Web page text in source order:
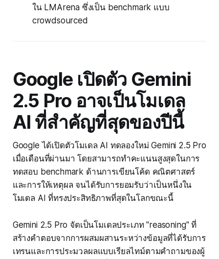
ใน LMArena ซึ่งเป็น benchmark แบบ
crowdsourced
Google เปิดตัว Gemini
2.5 Pro อาจเป็นโมเดล
AI ที่สำคัญที่สุดของปีนี้
Google ได้เปิดตัวโมเดล AI ทดลองใหม่ Gemini 2.5 Pro
เมื่อเดือนที่ผ่านมา โดยสามารถทำคะแนนสูงสุดในการ
ทดสอบ benchmark ด้านการเขียนโค้ด คณิตศาสตร์
และการให้เหตุผล จนได้รับการยอมรับว่าเป็นหนึ่งใน
โมเดล AI ที่ทรงประสิทธิภาพที่สุดในโลกขณะนี้
Gemini 2.5 Pro จัดเป็นโมเดลประเภท "reasoning" ที่
สร้างคำตอบจากการผสมผสานระหว่างข้อมูลที่ได้รับการ
เทรนและการประมวลผลแบบเรียลไทม์ตามคำถามของผู้